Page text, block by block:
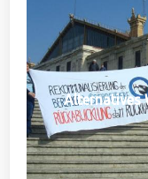
Alternatives